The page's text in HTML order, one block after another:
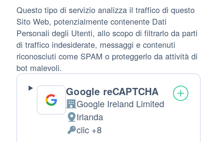
Questo tipo di servizio analizza il traffico di questo
Sito Web, potenzialmente contenente Dati
Personali degli Utenti, allo scopo di filtrarlo da parti
di traffico indesiderate, messaggi e contenuti
riconosciuti come SPAM o proteggerlo da attività di
bot malevoli.
Google reCAPTCHA
Azienda:
Google Ireland Limited
Luogo del trattamento:
Irlanda
Dati Personali trattati:
clic +8